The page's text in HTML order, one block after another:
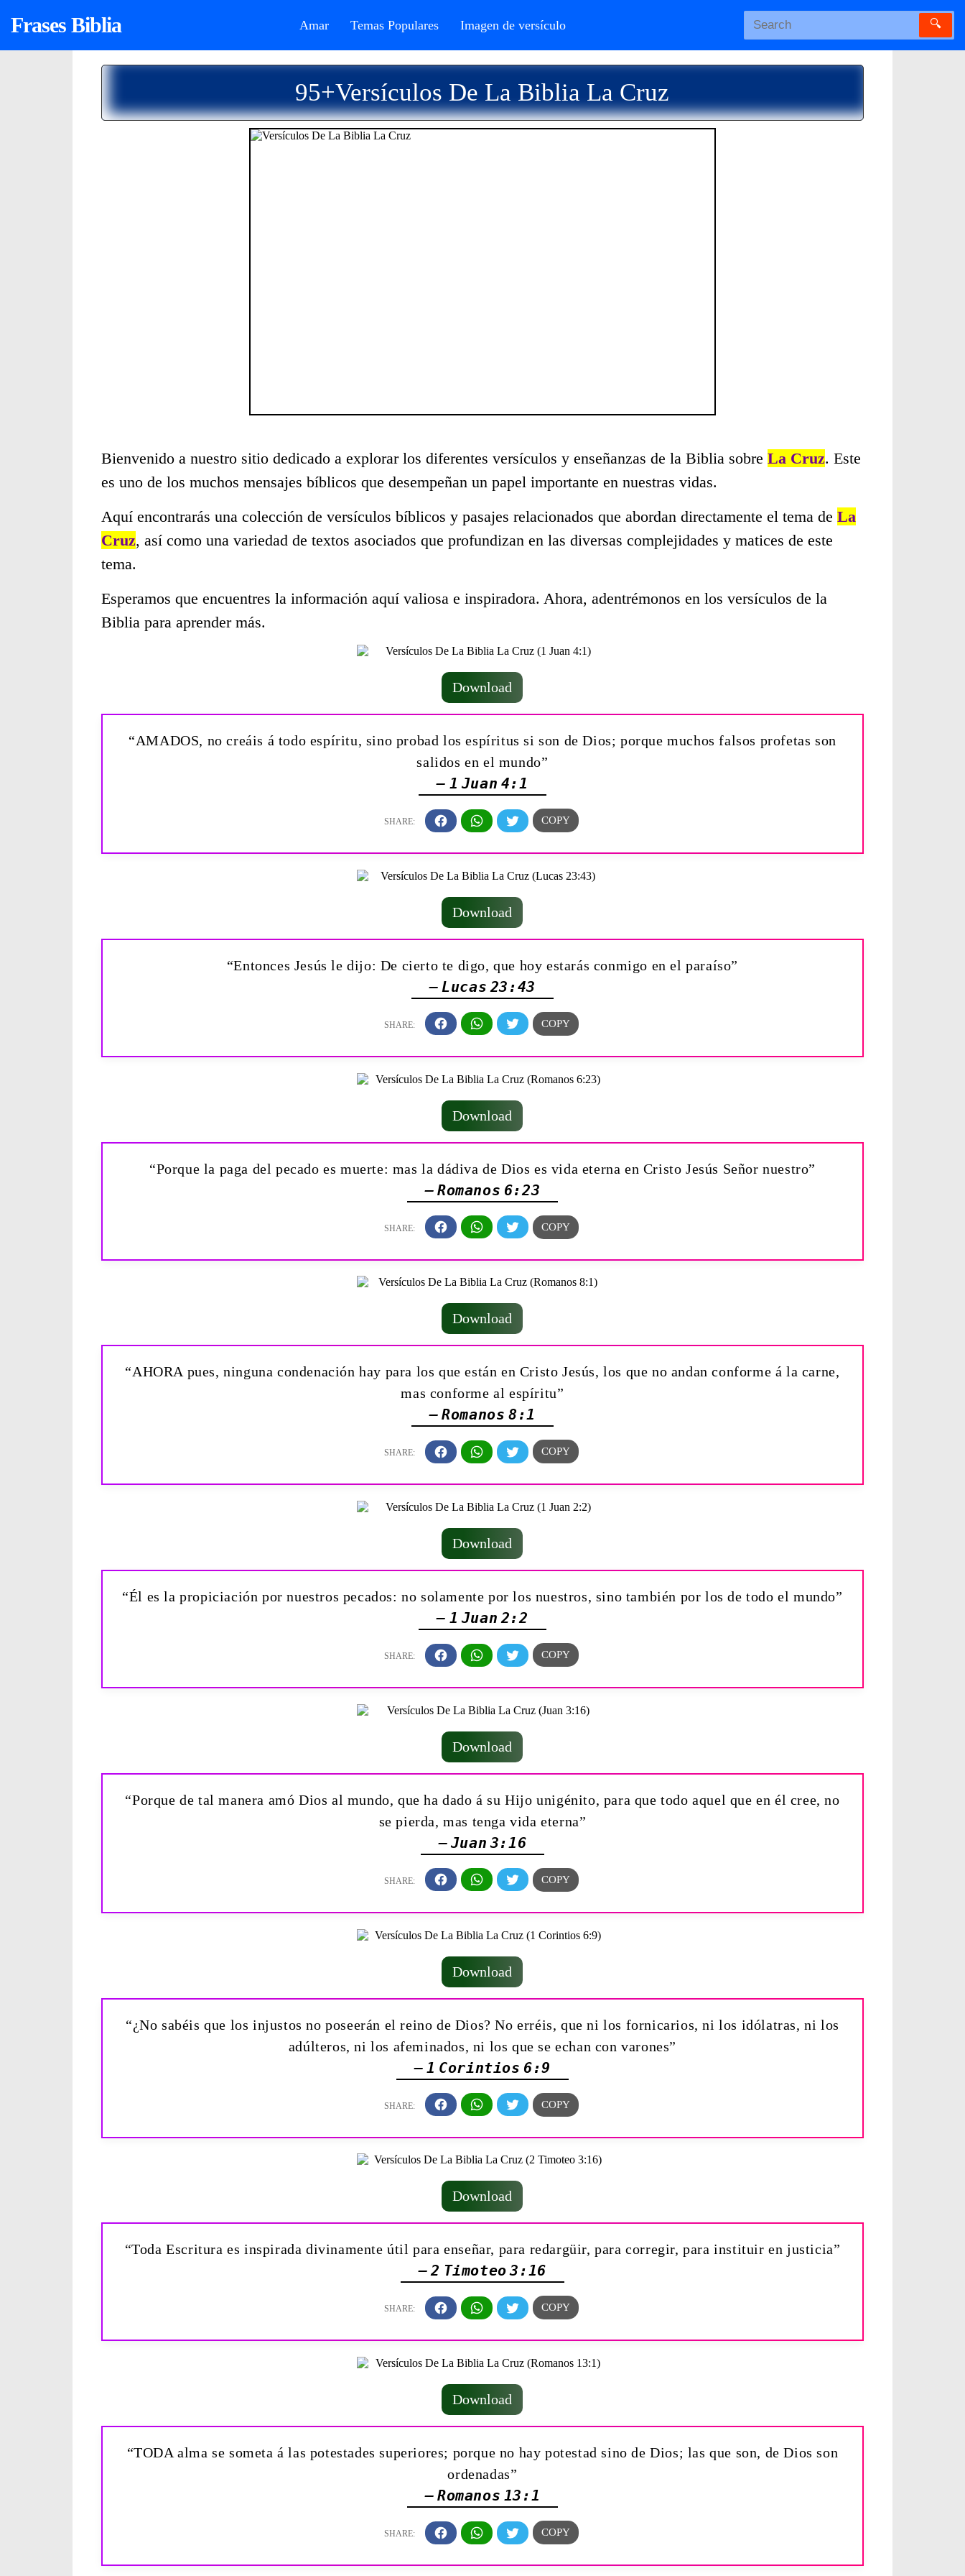
Frases Biblia Amar Temas Populares Imagen de versículo 🔍
95+Versículos De La Biblia La Cruz
Bienvenido a nuestro sitio dedicado a explorar los diferentes versículos y enseñanzas de la Biblia sobre La Cruz. Este
es uno de los muchos mensajes bíblicos que desempeñan un papel importante en nuestras vidas.
Aquí encontrarás una colección de versículos bíblicos y pasajes relacionados que abordan directamente el tema de La
Cruz, así como una variedad de textos asociados que profundizan en las diversas complejidades y matices de este
tema.
Esperamos que encuentres la información aquí valiosa e inspiradora. Ahora, adentrémonos en los versículos de la
Biblia para aprender más.
Download
“AMADOS, no creáis á todo espíritu, sino probad los espíritus si son de Dios; porque muchos falsos profetas son
salidos en el mundo”
— 1 Juan 4:1
Download
“Entonces Jesús le dijo: De cierto te digo, que hoy estarás conmigo en el paraíso”
— Lucas 23:43
Download
“Porque la paga del pecado es muerte: mas la dádiva de Dios es vida eterna en Cristo Jesús Señor nuestro”
— Romanos 6:23
Download
“AHORA pues, ninguna condenación hay para los que están en Cristo Jesús, los que no andan conforme á la carne,
mas conforme al espíritu”
— Romanos 8:1
Download
“Él es la propiciación por nuestros pecados: no solamente por los nuestros, sino también por los de todo el mundo”
— 1 Juan 2:2
Download
“Porque de tal manera amó Dios al mundo, que ha dado á su Hijo unigénito, para que todo aquel que en él cree, no
se pierda, mas tenga vida eterna”
— Juan 3:16
Download
“¿No sabéis que los injustos no poseerán el reino de Dios? No erréis, que ni los fornicarios, ni los idólatras, ni los
adúlteros, ni los afeminados, ni los que se echan con varones”
— 1 Corintios 6:9
Download
“Toda Escritura es inspirada divinamente útil para enseñar, para redargüir, para corregir, para instituir en justicia”
— 2 Timoteo 3:16
Download
“TODA alma se someta á las potestades superiores; porque no hay potestad sino de Dios; las que son, de Dios son
ordenadas”
— Romanos 13:1